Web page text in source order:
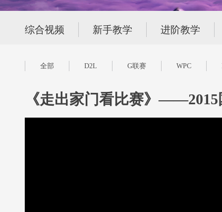
综合视频 新手教学 进阶教学
全部 D2L G联赛 WPC
《走出家门看比赛》